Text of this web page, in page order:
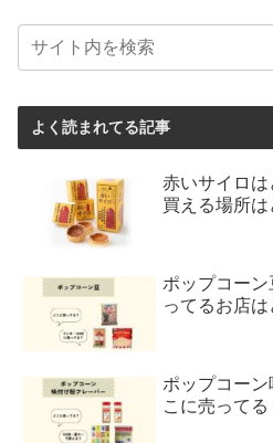
よく読まれてる記事
赤いサイロ
買える場所は
ポップコー
ってるお店は
ポップコー
こに売って